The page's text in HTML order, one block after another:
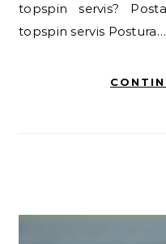
topspin servis?
topspin servis Postura…